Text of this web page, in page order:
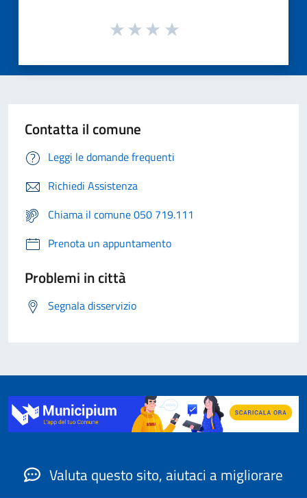
Contatta il comune
Leggi le domande frequenti
Richiedi Assistenza
Chiama il comune 050 719.111
Prenota un appuntamento
Problemi in città
Segnala disservizio
Valuta questo sito, aiutaci a migliorare